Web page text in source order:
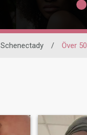
Schenectady / Över 50